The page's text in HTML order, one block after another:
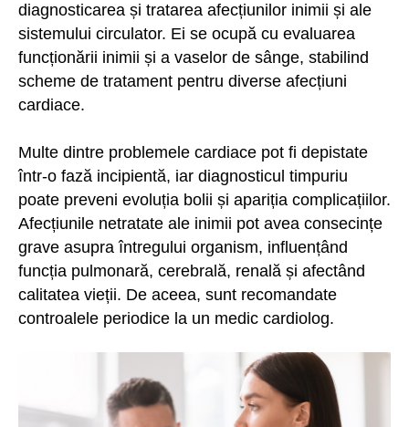
diagnosticarea și tratarea afecțiunilor inimii și ale
sistemului circulator. Ei se ocupă cu evaluarea
funcționării inimii și a vaselor de sânge, stabilind
scheme de tratament pentru diverse afecțiuni
cardiace.
Multe dintre problemele cardiace pot fi depistate
într-o fază incipientă, iar diagnosticul timpuriu
poate preveni evoluția bolii și apariția complicațiilor.
Afecțiunile netratate ale inimii pot avea consecințe
grave asupra întregului organism, influențând
funcția pulmonară, cerebrală, renală și afectând
calitatea vieții. De aceea, sunt recomandate
controalele periodice la un medic cardiolog.